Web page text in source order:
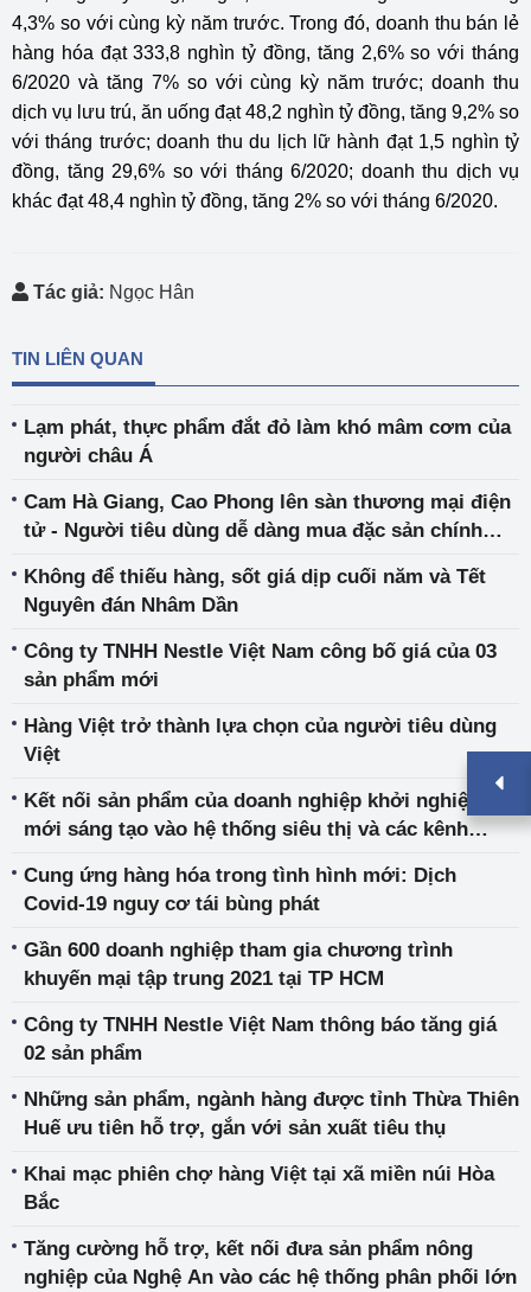
4,3% so với cùng kỳ năm trước. Trong đó, doanh thu bán lẻ
hàng hóa đạt 333,8 nghìn tỷ đồng, tăng 2,6% so với tháng
6/2020 và tăng 7% so với cùng kỳ năm trước; doanh thu
dịch vụ lưu trú, ăn uống đạt 48,2 nghìn tỷ đồng, tăng 9,2% so
với tháng trước; doanh thu du lịch lữ hành đạt 1,5 nghìn tỷ
đồng, tăng 29,6% so với tháng 6/2020; doanh thu dịch vụ
khác đạt 48,4 nghìn tỷ đồng, tăng 2% so với tháng 6/2020.
Tác giả: Ngọc Hân
TIN LIÊN QUAN
Lạm phát, thực phẩm đắt đỏ làm khó mâm cơm của
người châu Á
Cam Hà Giang, Cao Phong lên sàn thương mại điện
tử - Người tiêu dùng dễ dàng mua đặc sản chính
Không để thiếu hàng, sốt giá dịp cuối năm và Tết
Nguyên đán Nhâm Dần
Công ty TNHH Nestle Việt Nam công bố giá của 03
sản phẩm mới
Hàng Việt trở thành lựa chọn của người tiêu dùng
Việt
Kết nối sản phẩm của doanh nghiệp khởi nghiệp đổi
mới sáng tạo vào hệ thống siêu thị và các kênh
Cung ứng hàng hóa trong tình hình mới: Dịch
Covid-19 nguy cơ tái bùng phát
Gần 600 doanh nghiệp tham gia chương trình
khuyến mại tập trung 2021 tại TP HCM
Công ty TNHH Nestle Việt Nam thông báo tăng giá
02 sản phẩm
Những sản phẩm, ngành hàng được tỉnh Thừa Thiên
Huế ưu tiên hỗ trợ, gắn với sản xuất tiêu thụ
Khai mạc phiên chợ hàng Việt tại xã miền núi Hòa
Bắc
Tăng cường hỗ trợ, kết nối đưa sản phẩm nông
nghiệp của Nghệ An vào các hệ thống phân phối lớn